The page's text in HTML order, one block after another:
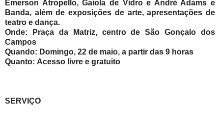
Emerson Atropello, Gaiola de Vidro e André Adams e
Banda, além de exposições de arte, apresentações de
teatro e dança.
Onde: Praça da Matriz, centro de São Gonçalo dos
Campos
Quando: Domingo, 22 de maio, a partir das 9 horas
Quanto: Acesso livre e gratuito
SERVIÇO